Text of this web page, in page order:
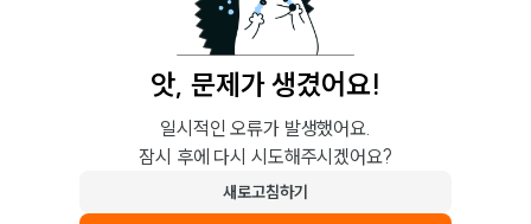
앗, 문제가 생겼어요!
일시적인 오류가 발생했어요.
잠시 후에 다시 시도해주시겠어요?
새로고침하기